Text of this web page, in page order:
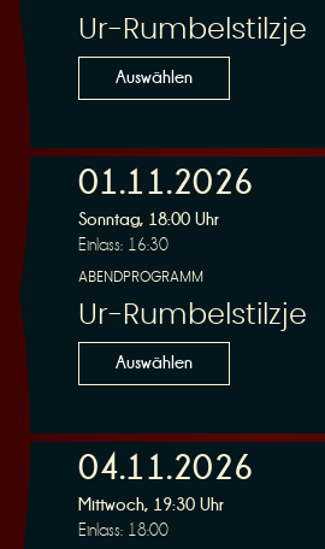
Ur-Rumbelstilzje
Auswählen
01.11.2026
Sonntag, 18:00 Uhr
Einlass: 16:30
ABENDPROGRAMM
Ur-Rumbelstilzje
Auswählen
04.11.2026
Mittwoch, 19:30 Uhr
Einlass: 18:00